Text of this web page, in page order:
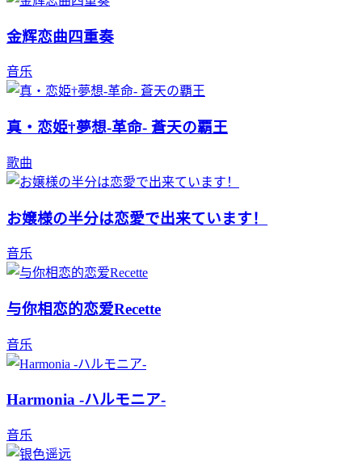
金辉恋曲四重奏
音乐
真・恋姫†夢想-革命- 蒼天の覇王
歌曲
お嬢様の半分は恋愛で出来ています！
音乐
与你相恋的恋爱Recette
音乐
Harmonia -ハルモニア-
音乐